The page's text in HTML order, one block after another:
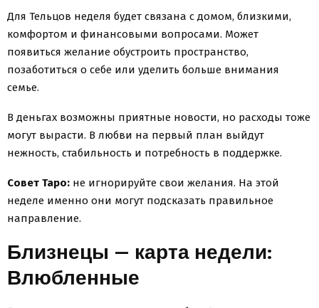
Для Тельцов неделя будет связана с домом, близкими,
комфортом и финансовыми вопросами. Может
появиться желание обустроить пространство,
позаботиться о себе или уделить больше внимания
семье.
В деньгах возможны приятные новости, но расходы тоже
могут вырасти. В любви на первый план выйдут
нежность, стабильность и потребность в поддержке.
Совет Таро: не игнорируйте свои желания. На этой
неделе именно они могут подсказать правильное
направление.
Близнецы — карта недели:
Влюбленные